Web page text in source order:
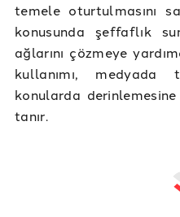
temele oturtulmasını
konusunda şeffaflık
ağlarını çözmeye
kullanımı,
konularda
tanır.